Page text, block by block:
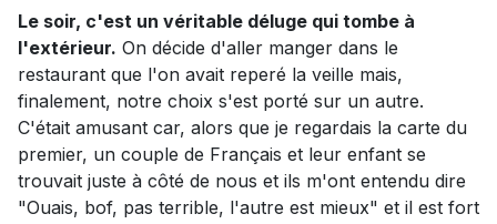
Le soir, c'est un véritable déluge qui tombe à
l'extérieur. On décide d'aller manger dans le
restaurant que l'on avait reperé la veille mais,
finalement, notre choix s'est porté sur un autre.
C'était amusant car, alors que je regardais la carte du
premier, un couple de Français et leur enfant se
trouvait juste à côté de nous et ils m'ont entendu dire
"Ouais, bof, pas terrible, l'autre est mieux" et il est fort